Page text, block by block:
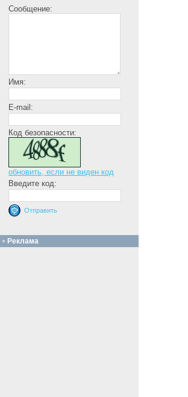
Сообщение:
Имя:
E-mail:
Код безопасности:
обновить, если не виден код
Введите код:
Реклама